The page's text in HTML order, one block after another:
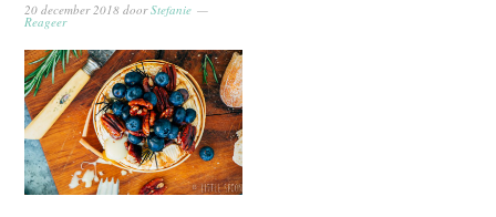
20 december 2018 doorStefanie
Reageer